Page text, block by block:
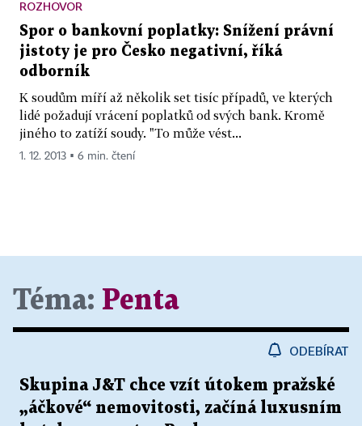
ROZHOVOR
Spor o bankovní poplatky: Snížení právní
jistoty je pro Česko negativní, říká
odborník
K soudům míří až několik set tisíc případů, ve kterých
lidé požadují vrácení poplatků od svých bank. Kromě
jiného to zatíží soudy. "To může vést...
1. 12. 2013 ▪ 6 min. čtení
Téma: Penta
ODEBÍRAT
Skupina J&T chce vzít útokem pražské
„áčkové“ nemovitosti, začíná luxusním